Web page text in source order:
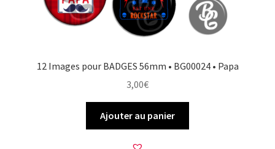
12 Images pour BADGES 56mm • BG00024 • Papa
3,00€
Ajouter au panier